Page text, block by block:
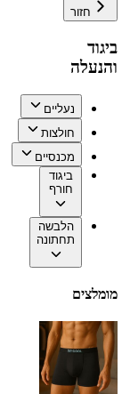
חזור
ביגוד
והנעלה
נעליים
חולצות
מכנסיים
ביגוד
חורף
הלבשה
תחתונה
מומלצים